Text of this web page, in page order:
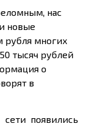
нас
новые
рубля многих
тысяч рублей
о
в
появились